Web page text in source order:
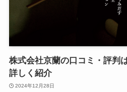
株式会社京蘭の口コミ・評判
詳しく紹介
2024年12月28日